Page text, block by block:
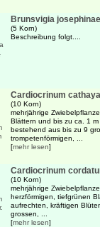
Brunsvigia
(5 Korn)
Beschreibung folgt....
Cardiocrinum
(10 Korn)
mehrjährige
Blättern und bis zu ca. 1
bestehend aus bis zu 9
trompetenförmigen, ...
[mehr lesen]
Cardiocrinum
(10 Korn)
mehrjährige
herzförmigen, tiefgrünen
aufrechten, kräftigen
grossen, ...
[mehr lesen]